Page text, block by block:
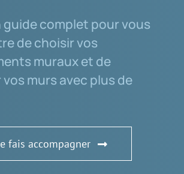
guide complet pour vous
de choisir vos
muraux et de
murs avec plus de
fais accompagner